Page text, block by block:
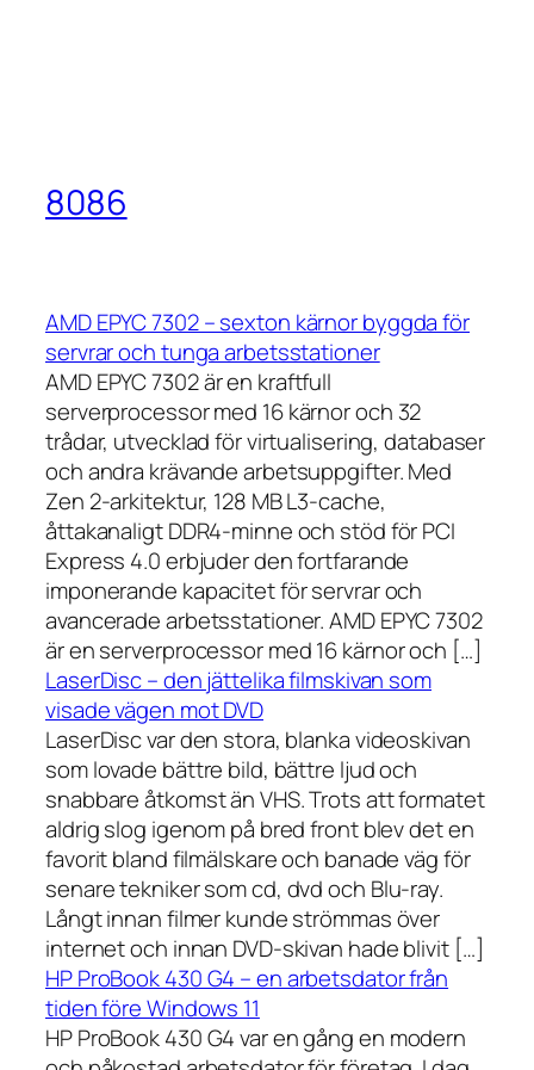
8086
AMD EPYC 7302 – sexton kärnor byggda för
servrar och tunga arbetsstationer
AMD EPYC 7302 är en kraftfull
serverprocessor med 16 kärnor och 32
trådar, utvecklad för virtualisering, databaser
och andra krävande arbetsuppgifter. Med
Zen 2-arkitektur, 128 MB L3-cache,
åttakanaligt DDR4-minne och stöd för PCI
Express 4.0 erbjuder den fortfarande
imponerande kapacitet för servrar och
avancerade arbetsstationer. AMD EPYC 7302
är en serverprocessor med 16 kärnor och […]
LaserDisc – den jättelika filmskivan som
visade vägen mot DVD
LaserDisc var den stora, blanka videoskivan
som lovade bättre bild, bättre ljud och
snabbare åtkomst än VHS. Trots att formatet
aldrig slog igenom på bred front blev det en
favorit bland filmälskare och banade väg för
senare tekniker som cd, dvd och Blu-ray.
Långt innan filmer kunde strömmas över
internet och innan DVD-skivan hade blivit […]
HP ProBook 430 G4 – en arbetsdator från
tiden före Windows 11
HP ProBook 430 G4 var en gång en modern